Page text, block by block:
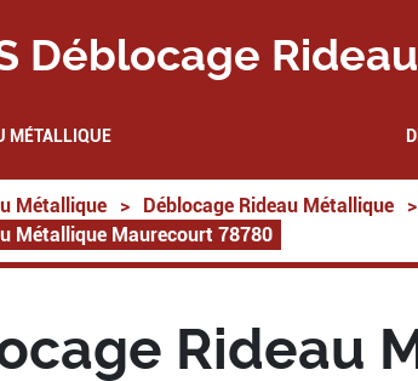
Déblocage
MÉTALLIQUE
Métallique > Déblocage Rideau Métallique >
Métallique Maurecourt 78780
Rideau